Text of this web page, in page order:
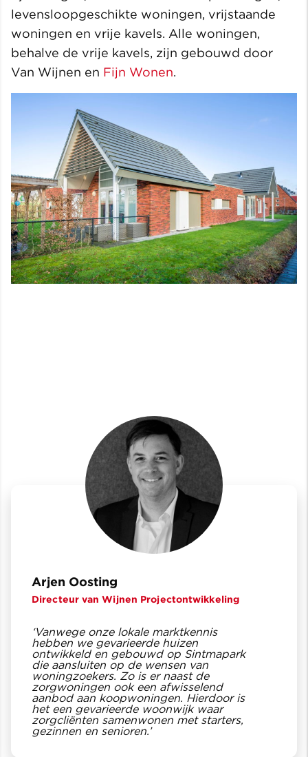
levensloopgeschikte woningen, vrijstaande
woningen en vrije kavels. Alle woningen,
behalve de vrije kavels, zijn gebouwd door
Van Wijnen en Fijn Wonen.
Arjen Oosting
Directeur van Wijnen Projectontwikkeling
‘Vanwege onze lokale marktkennis
hebben we gevarieerde huizen
ontwikkeld en gebouwd op Sintmapark
die aansluiten op de wensen van
woningzoekers. Zo is er naast de
zorgwoningen ook een afwisselend
aanbod aan koopwoningen. Hierdoor is
het een gevarieerde woonwijk waar
zorgcliënten samenwonen met starters,
gezinnen en senioren.’